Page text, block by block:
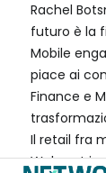
Rachel
futuro è la
Mobile
piace ai
Finance e
Il retail fra
Walmart